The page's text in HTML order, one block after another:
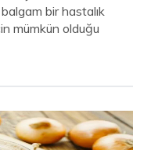
bir hastalık
mümkün olduğu